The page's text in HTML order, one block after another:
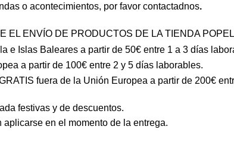
o acontecimientos, por favor contactadnos.
EL ENVÍO DE PRODUCTOS DE LA TIENDA
e Islas Baleares a partir de 50€ entre 1 a 3 días
a partir de 100€ entre 2 y 5 días laborables.
fuera de la Unión Europea a partir de 200€
festivas y de descuentos.
en el momento de la entrega.